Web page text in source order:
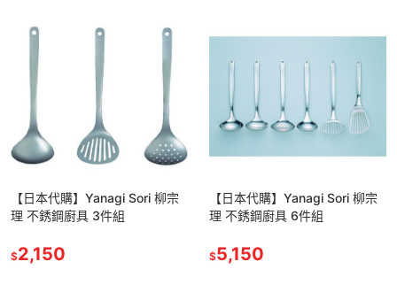
【日本代購】Yanagi Sori 柳宗
理 不銹鋼廚具 3件組
$2,150
【日本代購】Yanagi Sori 柳宗
理 不銹鋼廚具 6件組
$5,150